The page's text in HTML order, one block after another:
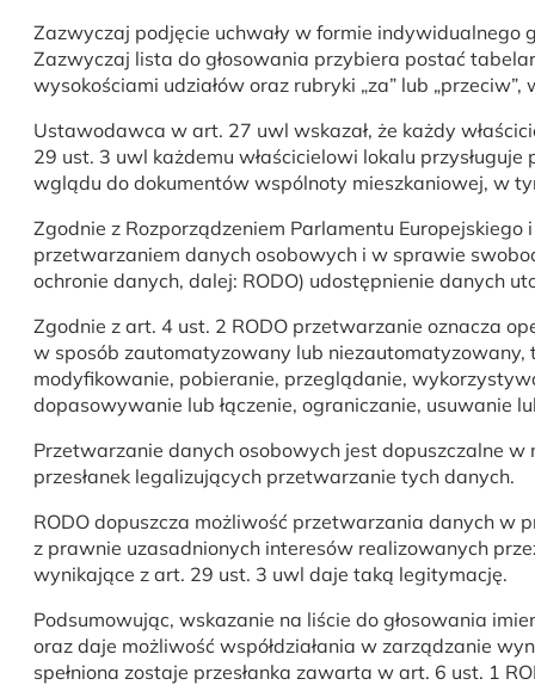
Zazwyczaj podjęcie uchwały w formie indywidualnego
Zazwyczaj lista do głosowania przybiera postać
wysokościami udziałów oraz rubryki „za” lub
Ustawodawca w art. 27 uwl wskazał, że każdy
29 ust. 3 uwl każdemu właścicielowi lokalu
wglądu do dokumentów wspólnoty mieszkaniowej, w
Zgodnie z Rozporządzeniem Parlamentu
przetwarzaniem danych osobowych i w sprawie
ochronie danych, dalej: RODO) udostępnienie danych
Zgodnie z art. 4 ust. 2 RODO przetwarzanie oznacza
w sposób zautomatyzowany lub
modyfikowanie, pobieranie, przeglądanie,
dopasowywanie lub łączenie, ograniczanie, usuwanie
Przetwarzanie danych osobowych jest dopuszczalne
przesłanek legalizujących przetwarzanie tych danych.
RODO dopuszcza możliwość przetwarzania danych w
z prawnie uzasadnionych interesów realizowanych
wynikające z art. 29 ust. 3 uwl daje taką legitymację.
Podsumowując, wskazanie na liście do głosowania
oraz daje możliwość współdziałania w zarządzanie
spełniona zostaje przesłanka zawarta w art. 6 ust. 1